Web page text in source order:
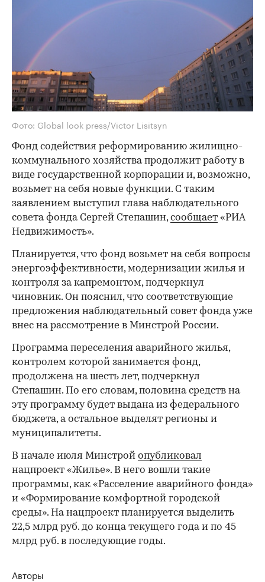
Фото: Global look press/Victor Lisitsyn
Фонд содействия реформированию жилищно-
коммунального хозяйства продолжит работу в
виде государственной корпорации и, возможно,
возьмет на себя новые функции. С таким
заявлением выступил глава наблюдательного
совета фонда Сергей Степашин,сообщает «РИА
Недвижимость».
Планируется, что фонд возьмет на себя вопросы
энергоэффективности, модернизации жилья и
контроля за капремонтом, подчеркнул
чиновник. Он пояснил, что соответствующие
предложения наблюдательный совет фонда уже
внес на рассмотрение в Минстрой России.
Программа переселения аварийного жилья,
контролем которой занимается фонд,
продолжена на шесть лет, подчеркнул
Степашин. По его словам, половина средств на
эту программу будет выдана из федерального
бюджета, а остальное выделят регионы и
муниципалитеты.
В начале июля Минстрой опубликовал
нацпроект «Жилье». В него вошли такие
программы, как «Расселение аварийного фонда»
и «Формирование комфортной городской
среды». На нацпроект планируется выделить
22,5 млрд руб. до конца текущего года и по 45
млрд руб. в последующие годы.
Авторы